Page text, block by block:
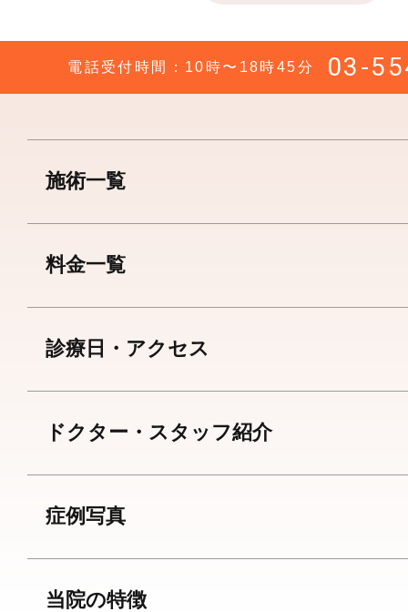
電話受付時間：10時〜18時45分 03-
施術一覧
料金一覧
診療日・アクセス
ドクター・スタッフ紹介
症例写真
当院の特徴